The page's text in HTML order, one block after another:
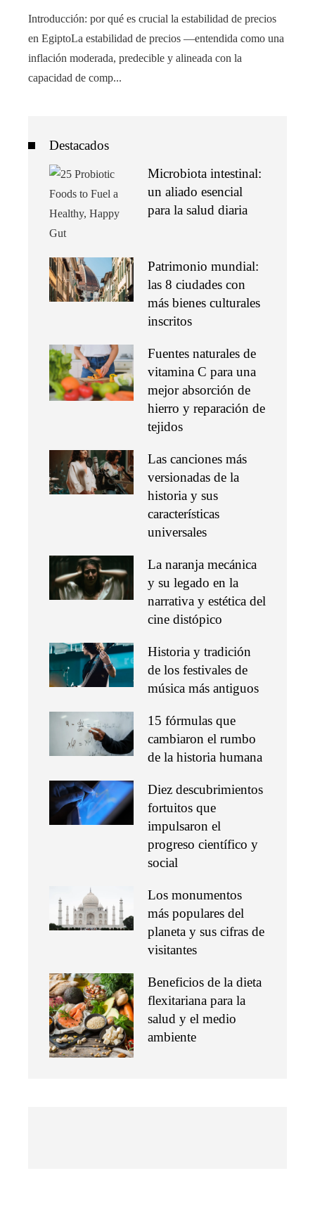
Introducción: por qué es crucial la estabilidad de precios
en EgiptoLa estabilidad de precios —entendida como una
inflación moderada, predecible y alineada con la
capacidad de comp...
Destacados
Microbiota intestinal:
un aliado esencial
para la salud diaria
Patrimonio mundial:
las 8 ciudades con
más bienes culturales
inscritos
Fuentes naturales de
vitamina C para una
mejor absorción de
hierro y reparación de
tejidos
Las canciones más
versionadas de la
historia y sus
características
universales
La naranja mecánica
y su legado en la
narrativa y estética del
cine distópico
Historia y tradición
de los festivales de
música más antiguos
15 fórmulas que
cambiaron el rumbo
de la historia humana
Diez descubrimientos
fortuitos que
impulsaron el
progreso científico y
social
Los monumentos
más populares del
planeta y sus cifras de
visitantes
Beneficios de la dieta
flexitariana para la
salud y el medio
ambiente